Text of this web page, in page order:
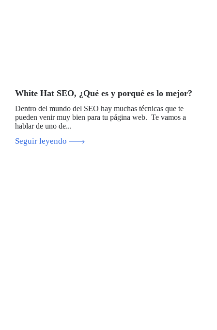
White Hat SEO, ¿Qué es y porqué es lo mejor?
Dentro del mundo del SEO hay muchas técnicas que te
pueden venir muy bien para tu página web. Te vamos a
hablar de uno de...
Seguir leyendo